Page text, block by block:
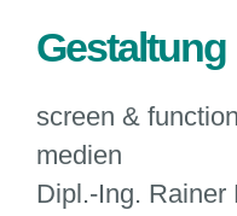
Gestaltung
screen &
medien
Dipl.-Ing. Rainer